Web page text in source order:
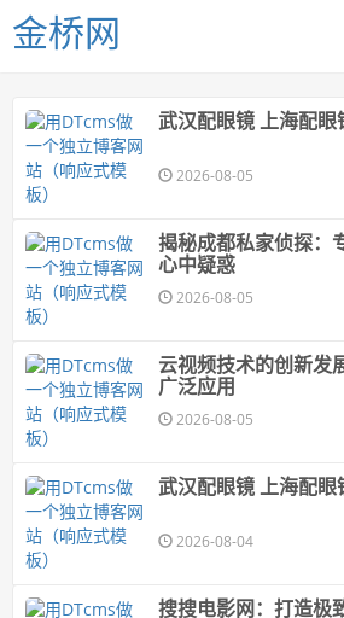
金桥网
武汉配眼镜 上海配眼
2026-08-05
揭秘成都私家侦探：
心中疑惑
2026-08-05
云视频技术的创新发
广泛应用
2026-08-05
武汉配眼镜 上海配眼
2026-08-04
搜搜电影网：打造极